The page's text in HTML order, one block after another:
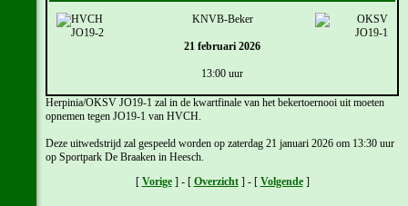
KNVB-Beker
21 februari 2026
13:00 uur
Herpinia/OKSV JO19-1 zal in de kwartfinale van het bekertoernooi uit moeten
opnemen tegen JO19-1 van HVCH.
Deze uitwedstrijd zal gespeeld worden op zaterdag 21 januari 2026 om 13:30 uur
op Sportpark De Braaken in Heesch.
[ Vorige] - [ Overzicht] - [ Volgende]